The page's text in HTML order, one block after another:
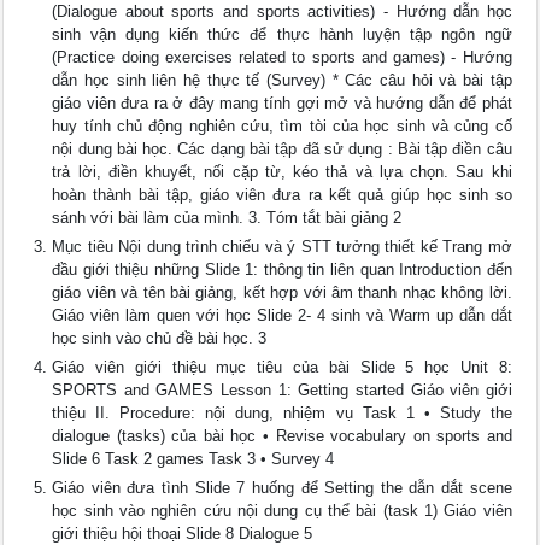
(Dialogue about sports and sports activities) - Hướng dẫn học
sinh vận dụng kiến thức để thực hành luyện tập ngôn ngữ
(Practice doing exercises related to sports and games) - Hướng
dẫn học sinh liên hệ thực tế (Survey) * Các câu hỏi và bài tập
giáo viên đưa ra ở đây mang tính gợi mở và hướng dẫn để phát
huy tính chủ động nghiên cứu, tìm tòi của học sinh và củng cố
nội dung bài học. Các dạng bài tập đã sử dụng : Bài tập điền câu
trả lời, điền khuyết, nối cặp từ, kéo thả và lựa chọn. Sau khi
hoàn thành bài tập, giáo viên đưa ra kết quả giúp học sinh so
sánh với bài làm của mình. 3. Tóm tắt bài giảng 2
Mục tiêu Nội dung trình chiếu và ý STT tưởng thiết kế Trang mở
đầu giới thiệu những Slide 1: thông tin liên quan Introduction đến
giáo viên và tên bài giảng, kết hợp với âm thanh nhạc không lời.
Giáo viên làm quen với học Slide 2- 4 sinh và Warm up dẫn dắt
học sinh vào chủ đề bài học. 3
Giáo viên giới thiệu mục tiêu của bài Slide 5 học Unit 8:
SPORTS and GAMES Lesson 1: Getting started Giáo viên giới
thiệu II. Procedure: nội dung, nhiệm vụ Task 1 • Study the
dialogue (tasks) của bài học • Revise vocabulary on sports and
Slide 6 Task 2 games Task 3 • Survey 4
Giáo viên đưa tình Slide 7 huống để Setting the dẫn dắt scene
học sinh vào nghiên cứu nội dung cụ thể bài (task 1) Giáo viên
giới thiệu hội thoại Slide 8 Dialogue 5